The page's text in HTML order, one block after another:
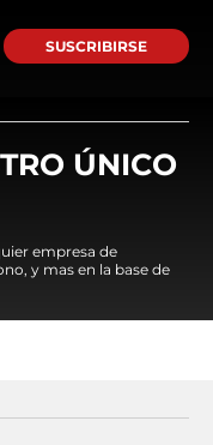
SUSCRIBIRSE
ÚNICO
empresa de
y mas en la base de